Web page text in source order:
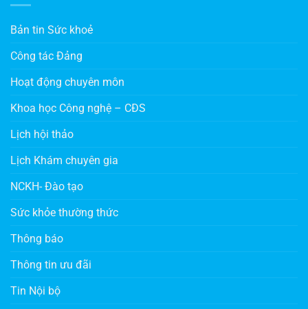
Bản tin Sức khoẻ
Công tác Đảng
Hoạt động chuyên môn
Khoa học Công nghệ – CĐS
Lịch hội thảo
Lịch Khám chuyên gia
NCKH- Đào tạo
Sức khỏe thường thức
Thông báo
Thông tin ưu đãi
Tin Nội bộ